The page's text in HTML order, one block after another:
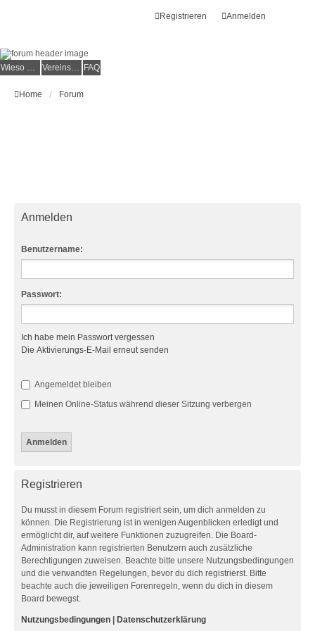
Anmelden
Registrieren
Wieso der e.V.? Vereinsmitglied werden FAQ
Home Forum
Anmelden
Benutzername:
Passwort:
Ich habe mein Passwort vergessen
Die Aktivierungs-E-Mail erneut senden
Angemeldet bleiben
Meinen Online-Status während dieser Sitzung verbergen
Registrieren
Du musst in diesem Forum registriert sein, um dich anmelden zu
können. Die Registrierung ist in wenigen Augenblicken erledigt und
ermöglicht dir, auf weitere Funktionen zuzugreifen. Die Board-
Administration kann registrierten Benutzern auch zusätzliche
Berechtigungen zuweisen. Beachte bitte unsere Nutzungsbedingungen
und die verwandten Regelungen, bevor du dich registrierst. Bitte
beachte auch die jeweiligen Forenregeln, wenn du dich in diesem
Board bewegst.
Nutzungsbedingungen Datenschutzerklärung